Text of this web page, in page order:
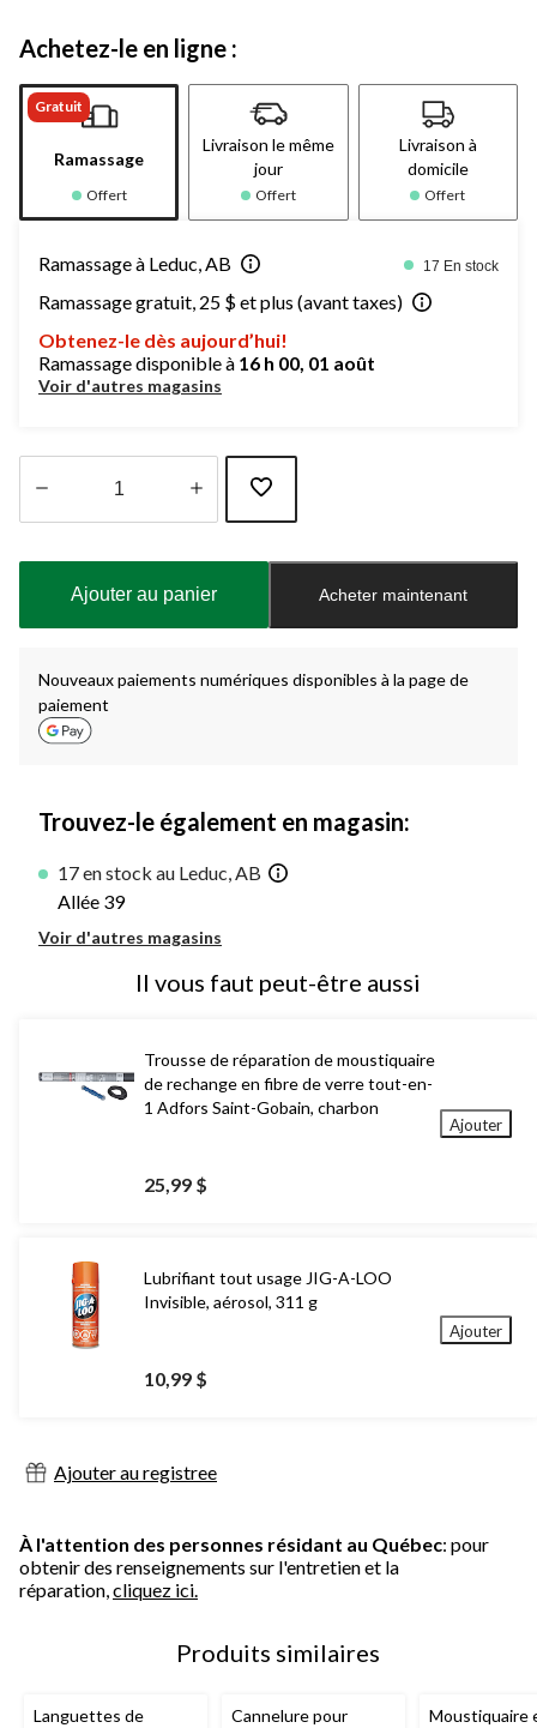
Achetez-le en ligne :
Gratuit
Ramassage
Offert
Livraison le même
jour
Offert
Livraison à
domicile
Offert
Ramassage à Leduc, AB 17 En stock
Ramassage gratuit, 25 $ et plus (avant taxes)
Obtenez-le dès aujourd’hui!
Ramassage disponible à 16 h 00, 01 août
Voir d'autres magasins
à
Ajouter au panier Acheter maintenant
Nouveaux paiements numériques disponibles à la page de
paiement
Trouvez-le également en magasin:
17 en stock au Leduc, AB
Allée 39
Voir d'autres magasins
Il vous faut peut-être aussi
Trousse de réparation de moustiquaire
de rechange en fibre de verre tout-en-
1 Adfors Saint-Gobain, charbon
25,99 $
Ajouter
Lubrifiant tout usage JIG-A-LOO
Invisible, aérosol, 311 g
10,99 $
Ajouter
Ajouter au registree
À l'attention des personnes résidant au Québec: pour
obtenir des renseignements sur l'entretien et la
réparation,cliquez ici.
Produits similaires
Languettes de
Cannelure pour
Moustiquaire